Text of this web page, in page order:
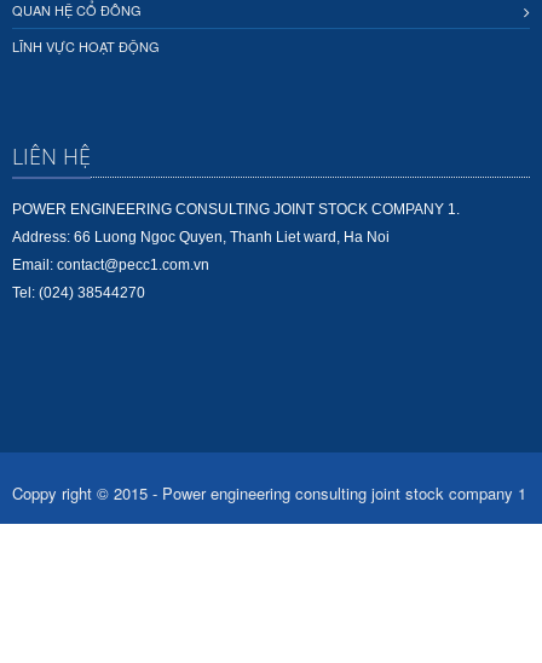
QUAN HỆ CỔ ĐÔNG
LĨNH VỰC HOẠT ĐỘNG
LIÊN HỆ
POWER ENGINEERING CONSULTING JOINT STOCK COMPANY 1.
Address: 66 Luong Ngoc Quyen, Thanh Liet ward, Ha Noi
Email: contact@pecc1.com.vn
Tel: (024) 38544270
Coppy right © 2015 - Power engineering consulting joint stock company 1